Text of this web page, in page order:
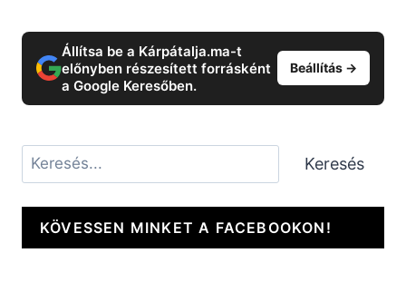
Állítsa be a Kárpátalja.ma-t
előnyben részesített forrásként
a Google Keresőben.
Beállítás →
Keresés Keresés
KÖVESSEN MINKET A FACEBOOKON!